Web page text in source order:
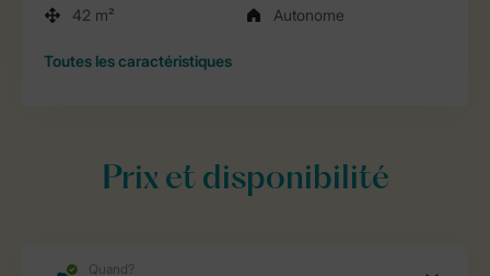
42 m² Autonome
Toutes les caractéristiques
Prix et disponibilité